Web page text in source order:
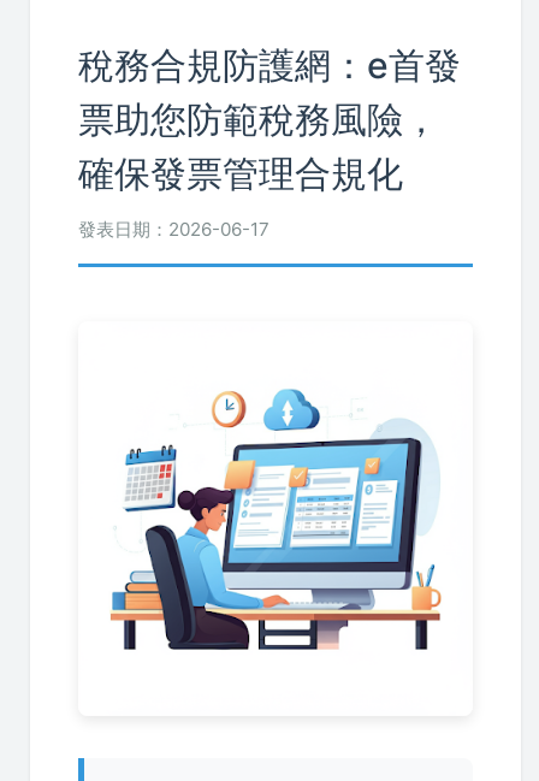
稅務合規防護網：e首發
票助您防範稅務風險，
確保發票管理合規化
發表日期：2026-06-17